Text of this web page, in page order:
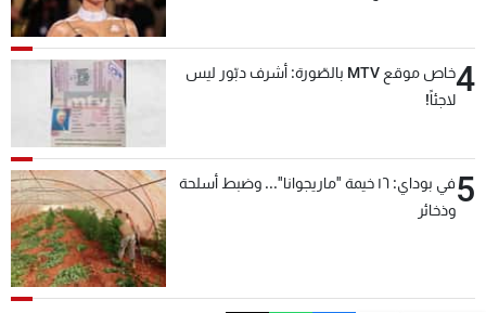
4
خاص موقع MTV بالصّورة: أشرف دبّور ليس
لاجئاً!
5
في بوداي: ١٦ خيمة "ماريجوانا"... وضبط أسلحة
وذخائر